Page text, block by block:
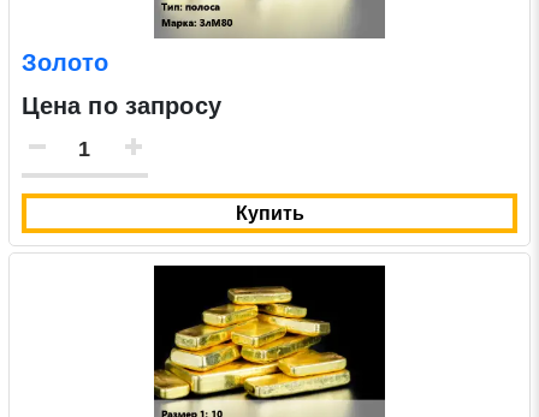
Золото
Цена по запросу
Купить